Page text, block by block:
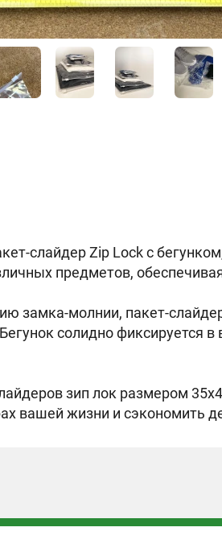
слайдер Zip Lock с
предметов,
замка-молнии, пакет-
солидно фиксируется
зип лок размером
вашей жизни и сэкономить